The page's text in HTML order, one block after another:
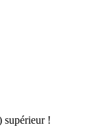
supérieur !